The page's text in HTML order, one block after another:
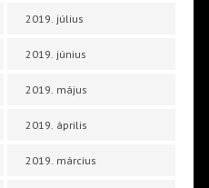
2019. július
2019. június
2019. május
2019. április
2019. március